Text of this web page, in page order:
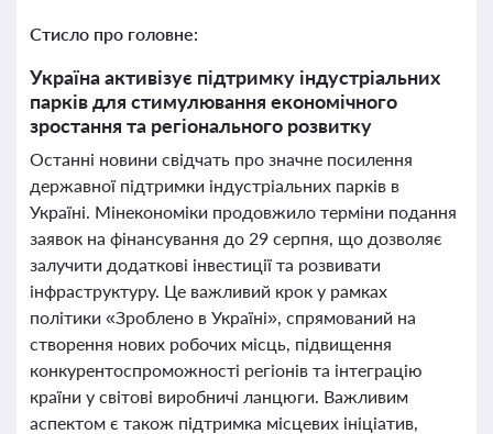
Стисло про головне:
Україна активізує підтримку індустріальних
парків для стимулювання економічного
зростання та регіонального розвитку
Останні новини свідчать про значне посилення
державної підтримки індустріальних парків в
Україні. Мінекономіки продовжило терміни подання
заявок на фінансування до 29 серпня, що дозволяє
залучити додаткові інвестиції та розвивати
інфраструктуру. Це важливий крок у рамках
політики «Зроблено в Україні», спрямований на
створення нових робочих місць, підвищення
конкурентоспроможності регіонів та інтеграцію
країни у світові виробничі ланцюги. Важливим
аспектом є також підтримка місцевих ініціатив,